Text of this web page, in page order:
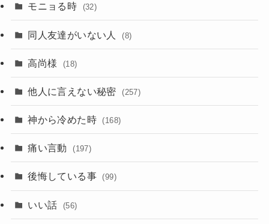
モニョる時 (32)
同人友達がいない人 (8)
高尚様 (18)
他人に言えない秘密 (257)
神から冷めた時 (168)
痛い言動 (197)
後悔している事 (99)
いい話 (56)